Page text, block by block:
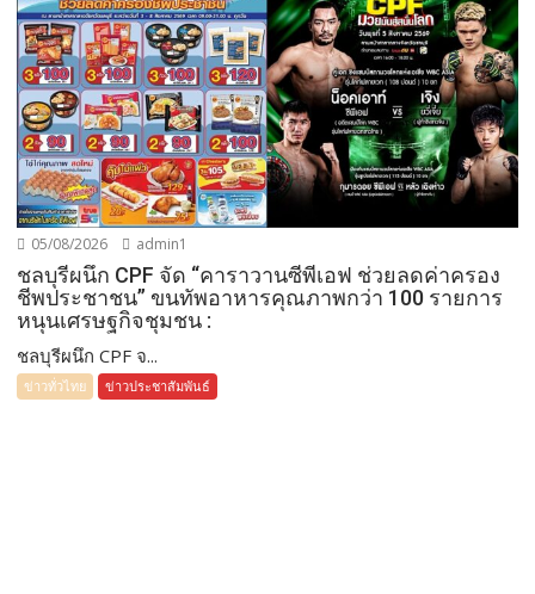
05/08/2026 admin1
ชลบุรีผนึก CPF จัด “คาราวานซีพีเอฟ ช่วยลดค่าครอง
ชีพประชาชน” ขนทัพอาหารคุณภาพกว่า 100 รายการ
หนุนเศรษฐกิจชุมชน :
ชลบุรีผนึก CPF จ...
ข่าวทั่วไทย ข่าวประชาสัมพันธ์